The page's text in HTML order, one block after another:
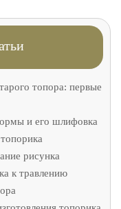
топора: первые
и его шлифовка
рисунка
к травлению